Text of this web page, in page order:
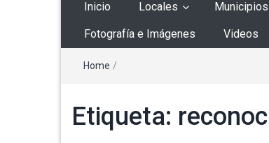
Inicio Locales Municipios
Fotografía e Imágenes Videos
Home /
Etiqueta: